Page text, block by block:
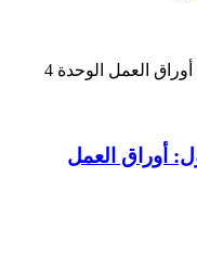
أوراق العمل